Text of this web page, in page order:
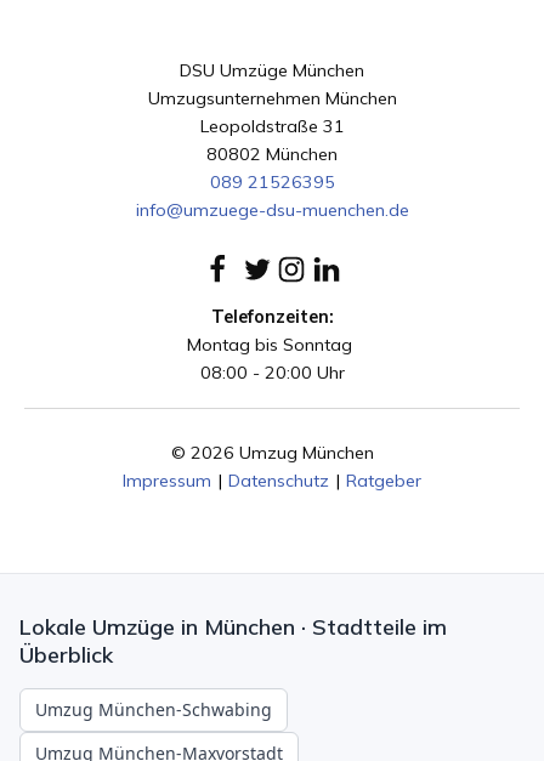
DSU Umzüge München
Umzugsunternehmen München
Leopoldstraße 31
80802 München
089 21526395
info@umzuege-dsu-muenchen.de
Telefonzeiten:
Montag bis Sonntag
08:00 - 20:00 Uhr
© 2026 Umzug München
Impressum | Datenschutz | Ratgeber
Lokale Umzüge in München · Stadtteile im
Überblick
Umzug München-Schwabing
Umzug München-Maxvorstadt